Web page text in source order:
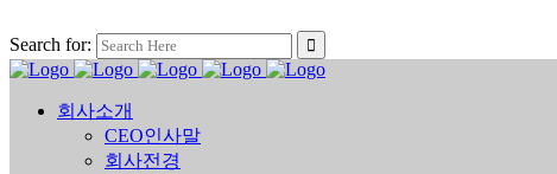
Search for:
회사소개
CEO인사말
회사전경